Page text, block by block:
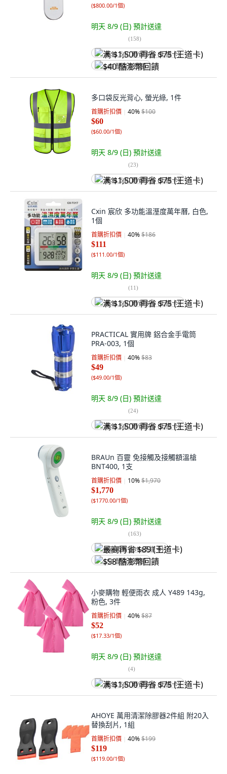
($800.00/1個)
明天 8/9 (日) 預計送達
(158)
满 $1,500 再省 $75 (王道卡)
$40 酷澎幣回饋
多口袋反光背心, 螢光綠, 1件
首購折扣價 40%$100
$60
($60.00/1個)
明天 8/9 (日) 預計送達
(23)
满 $1,500 再省 $75 (王道卡)
Cxin 宸欣 多功能溫溼度萬年曆, 白色,
1個
首購折扣價 40%$186
$111
($111.00/1個)
明天 8/9 (日) 預計送達
(11)
满 $1,500 再省 $75 (王道卡)
PRACTICAL 實用牌 鋁合金手電筒
PRA-003, 1個
首購折扣價 40%$83
$49
($49.00/1個)
明天 8/9 (日) 預計送達
(24)
满 $1,500 再省 $75 (王道卡)
BRAUn 百靈 免接觸及接觸額溫槍
BNT400, 1支
首購折扣價 10%$1,970
$1,770
($1770.00/1個)
明天 8/9 (日) 預計送達
(163)
最高再省 $89 (王道卡)
$58 酷澎幣回饋
小麥購物 輕便雨衣 成人 Y489 143g,
粉色, 3件
首購折扣價 40%$87
$52
($17.33/1個)
明天 8/9 (日) 預計送達
(4)
满 $1,500 再省 $75 (王道卡)
AHOYE 萬用清潔除膠器2件組 附20入
替換刮片, 1組
首購折扣價 40%$199
$119
($119.00/1個)